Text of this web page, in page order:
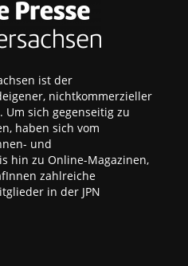
ist der
nichtkommerzieller
sich gegenseitig zu
haben sich vom
und
hin zu Online-Magazinen,
zahlreiche
in der JPN